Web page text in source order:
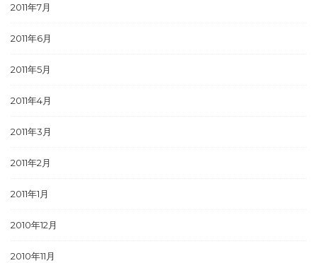
2011年7月
2011年6月
2011年5月
2011年4月
2011年3月
2011年2月
2011年1月
2010年12月
2010年11月